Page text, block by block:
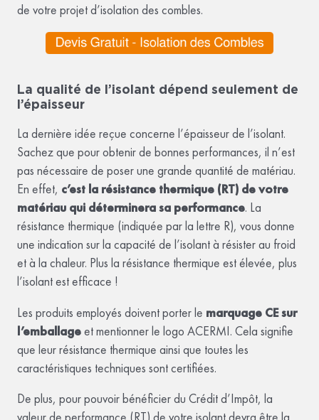
de votre projet d’isolation des combles.
La qualité de l’isolant dépend seulement de
l’épaisseur
La dernière idée reçue concerne l’épaisseur de l’isolant.
Sachez que pour obtenir de bonnes performances, il n’est
pas nécessaire de poser une grande quantité de matériau.
En effet, c’est la résistance thermique (RT) de votre
matériau qui déterminera sa performance. La
résistance thermique (indiquée par la lettre R), vous donne
une indication sur la capacité de l’isolant à résister au froid
et à la chaleur. Plus la résistance thermique est élevée, plus
l’isolant est efficace !
Les produits employés doivent porter le marquage CE sur
l’emballageet mentionner le logo ACERMI. Cela signifie
que leur résistance thermique ainsi que toutes les
caractéristiques techniques sont certifiées.
De plus, pour pouvoir bénéficier du Crédit d’Impôt, la